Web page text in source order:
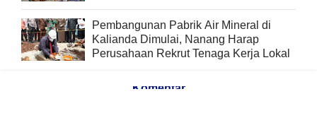
Pembangunan Pabrik Air Mineral di
Kalianda Dimulai, Nanang Harap
Perusahaan Rekrut Tenaga Kerja Lokal
Komentar